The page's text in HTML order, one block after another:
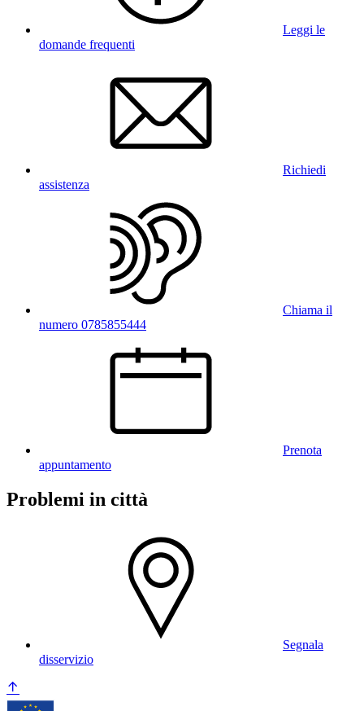
Leggi le
domande frequenti
Richiedi
assistenza
Chiama il
numero 0785855444
Prenota
appuntamento
Problemi in città
Segnala
disservizio